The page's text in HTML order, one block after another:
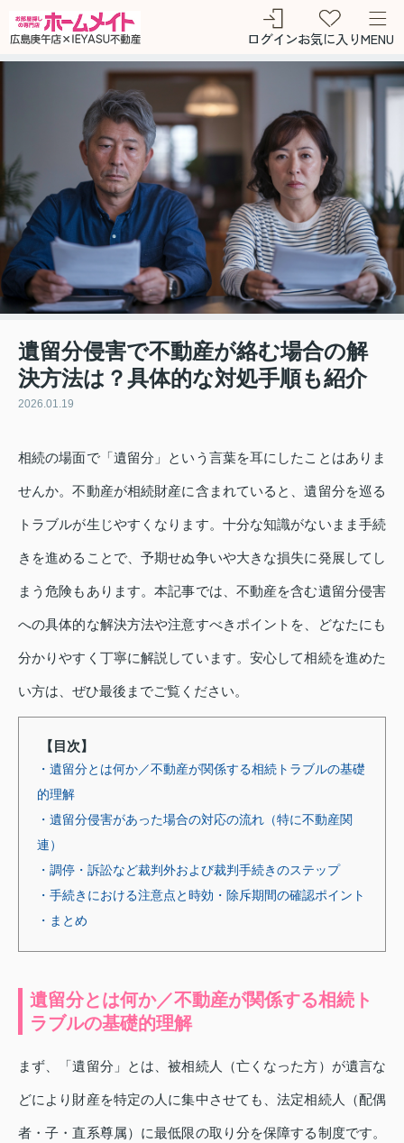
ログインお気に入りMENU
遺留分侵害で不動産が絡む場合の解
決方法は？具体的な対処手順も紹介
2026.01.19
相続の場面で「遺留分」という言葉を耳にしたことはありま
せんか。不動産が相続財産に含まれていると、遺留分を巡る
トラブルが生じやすくなります。十分な知識がないまま手続
きを進めることで、予期せぬ争いや大きな損失に発展してし
まう危険もあります。本記事では、不動産を含む遺留分侵害
への具体的な解決方法や注意すべきポイントを、どなたにも
分かりやすく丁寧に解説しています。安心して相続を進めた
い方は、ぜひ最後までご覧ください。
【目次】
・遺留分とは何か／不動産が関係する相続トラブルの基礎
的理解
・遺留分侵害があった場合の対応の流れ（特に不動産関
連）
・調停・訴訟など裁判外および裁判手続きのステップ
・手続きにおける注意点と時効・除斥期間の確認ポイント
・まとめ
遺留分とは何か／不動産が関係する相続ト
ラブルの基礎的理解
まず、「遺留分」とは、被相続人（亡くなった方）が遺言な
どにより財産を特定の人に集中させても、法定相続人（配偶
者・子・直系尊属）に最低限の取り分を保障する制度です。